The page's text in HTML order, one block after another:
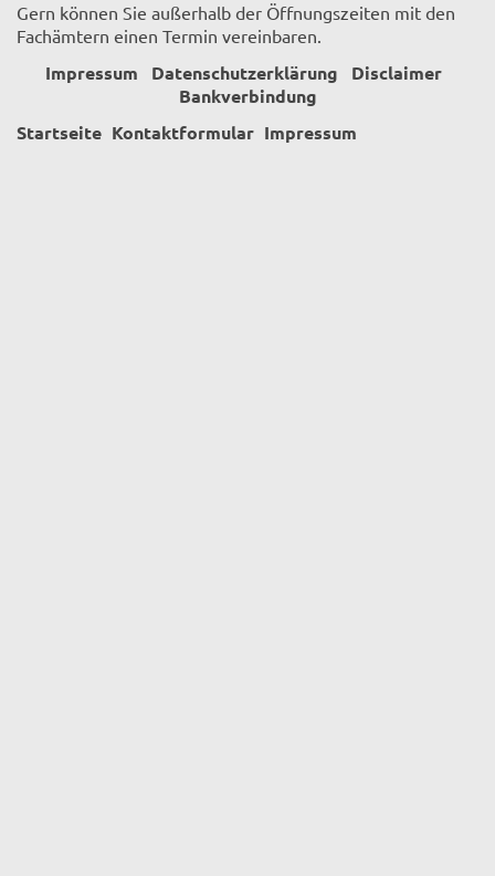
Gern können Sie außerhalb der Öffnungszeiten mit den
Fachämtern einen Termin vereinbaren.
Impressum Datenschutzerklärung
Disclaimer
Bankverbindung
Startseite Kontaktformular Impressum